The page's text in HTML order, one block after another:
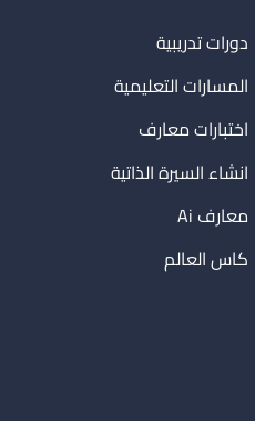
دورات تدريبية
المسارات التعليمية
اختبارات معارف
انشاء السيرة الذاتية
معارف Ai
كاس العالم